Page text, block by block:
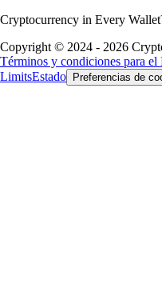
Cryptocurrency in Every
Copyright © 2024 - 2026
Términos y condiciones para el
LimitsEstado Preferencias de